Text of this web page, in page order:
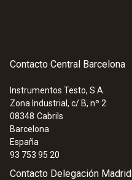
Contacto Central Barcelona
Instrumentos Testo, S.A.
Zona Industrial, c/ B, nº 2
08348 Cabrils
Barcelona
España
93 753 95 20
Contacto Delegación Madrid